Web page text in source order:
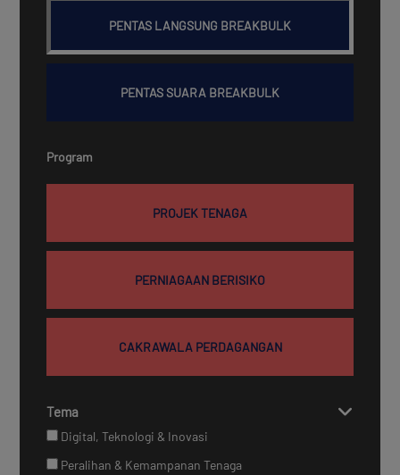
PENTAS LANGSUNG BREAKBULK
PENTAS SUARA BREAKBULK
Tema
Digital, Teknologi & Inovasi
Peralihan & Kemampanan Tenaga
Program
PROJEK TENAGA
PERNIAGAAN BERISIKO
CAKRAWALA PERDAGANGAN